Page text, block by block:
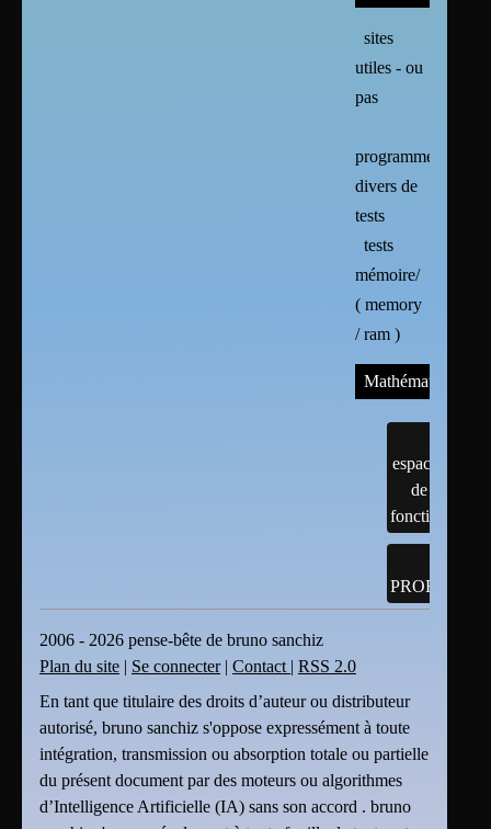
sites
utiles - ou
pas
programmes
divers de
tests
tests
mémoire/
( memory
/ ram )
Mathématiques
espaces
de
fonction
2006 - 2026 pense-bête de bruno sanchiz
Plan du site | Se connecter| Contact | RSS 2.0
En tant que titulaire des droits d’auteur ou distributeur
autorisé, bruno sanchiz s'oppose expressément à toute
intégration, transmission ou absorption totale ou partielle
du présent document par des moteurs ou algorithmes
d’Intelligence Artificielle (IA) sans son accord . bruno